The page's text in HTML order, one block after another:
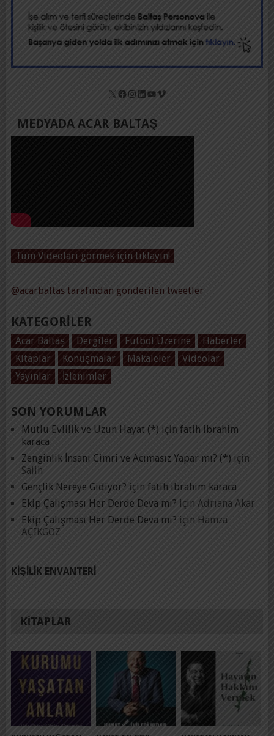
X Facebook
Instagram
LinkedIn
YouTube
Vimeo
MEDYADA ACAR BALTAŞ
Tüm Videoları görmek için tıklayın!
@acarbaltas tarafından gönderilen tweetler
KATEGORILER
Acar Baltaş Dergiler Futbol Üzerine
Haberler
Kitaplar
Konuşmalar Makaleler
Videolar
Yayınlar
İzlenimler
SON YORUMLAR
Mutlu Evlilik ve Uzun Hayat (*) için fatih ibrahim
karaca
Zenginlik İnsanı Cimri ve Acımasız Yapar mı? (*) için
Salih
Gençlik Nereye Gidiyor? için fatih ibrahim karaca
Ekip Çalışması Her Derde Deva mı? için Adrıana Akar
Ekip Çalışması Her Derde Deva mı? için Hamza
AÇIKGÖZ
KIŞILIK ENVANTERI
KITAPLAR